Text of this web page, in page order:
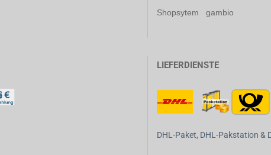
Shopsytem gambio
LIEFERDIENSTE
DHL-Paket, DHL-Pakstation &